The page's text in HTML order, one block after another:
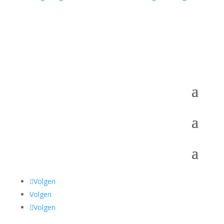
Volgen
Volgen
Volgen